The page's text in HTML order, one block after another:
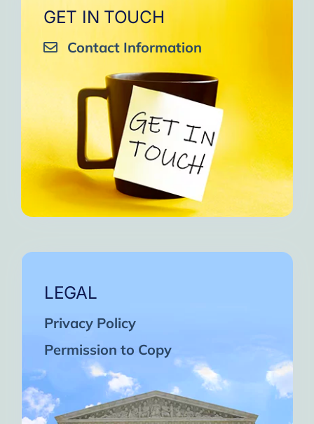
GET IN TOUCH
Contact Information
LEGAL
Privacy Policy
Permission to Copy